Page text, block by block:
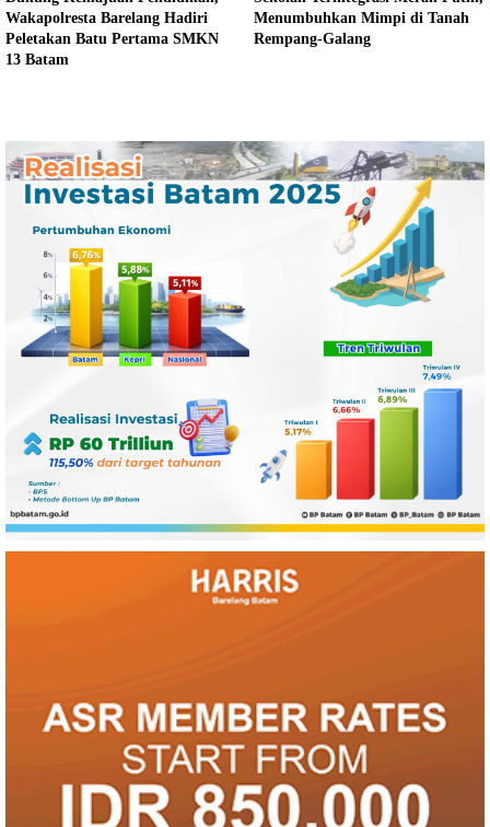
Wakapolresta Barelang Hadiri
Peletakan Batu Pertama SMKN
13 Batam
Menumbuhkan Mimpi di Tanah
Rempang-Galang